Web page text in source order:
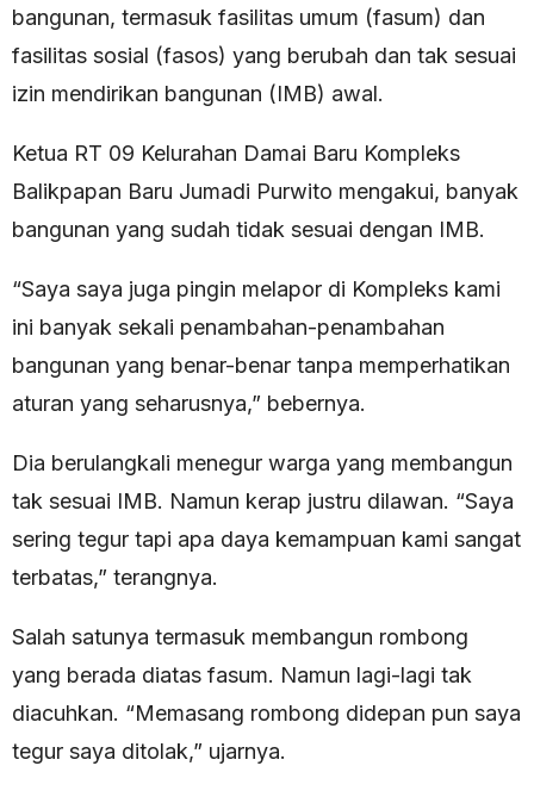
bangunan, termasuk fasilitas umum (fasum) dan
fasilitas sosial (fasos) yang berubah dan tak sesuai
izin mendirikan bangunan (IMB) awal.
Ketua RT 09 Kelurahan Damai Baru Kompleks
Balikpapan Baru Jumadi Purwito mengakui, banyak
bangunan yang sudah tidak sesuai dengan IMB.
“Saya saya juga pingin melapor di Kompleks kami
ini banyak sekali penambahan-penambahan
bangunan yang benar-benar tanpa memperhatikan
aturan yang seharusnya,” bebernya.
Dia berulangkali menegur warga yang membangun
tak sesuai IMB. Namun kerap justru dilawan. “Saya
sering tegur tapi apa daya kemampuan kami sangat
terbatas,” terangnya.
Salah satunya termasuk membangun rombong
yang berada diatas fasum. Namun lagi-lagi tak
diacuhkan. “Memasang rombong didepan pun saya
tegur saya ditolak,” ujarnya.